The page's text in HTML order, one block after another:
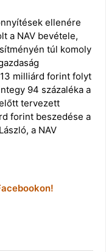
ellenére
a NAV bevétele,
túl komoly
milliárd forint folyt
94 százaléka a
tervezett
forint beszedése a
a NAV